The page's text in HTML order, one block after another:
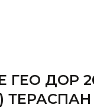
ГЕО ДОР
ТЕРАСПАН